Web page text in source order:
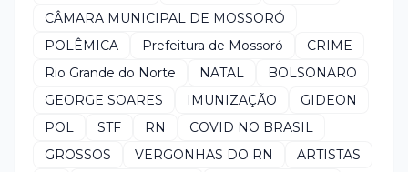
CÂMARA MUNICIPAL DE MOSSORÓ
POLÊMICA
Prefeitura de Mossoró
CRIME
Rio Grande do Norte
NATAL
BOLSONARO
GEORGE SOARES
IMUNIZAÇÃO
GIDEON
POL
STF RN
COVID NO BRASIL
GROSSOS
VERGONHAS DO RN
ARTISTAS